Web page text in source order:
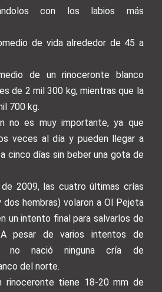
con los labios más
de vida alrededor de 45 a
de un rinoceronte blanco
de 2 mil 300 kg, mientras que la
700 kg.
no es muy importante, ya que
veces al día y pueden llegar a
cinco días sin beber una gota de
de 2009, las cuatro últimas crías
dos hembras) volaron a Ol Pejeta
un intento final para salvarlos de
pesar de varios intentos de
no nació ninguna cría de
del norte.
rinoceronte tiene 18-20 mm de